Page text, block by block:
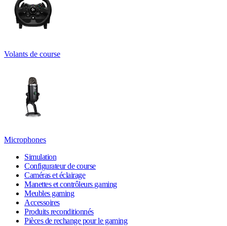
Volants de course
Microphones
Simulation
Configurateur de course
Caméras et éclairage
Manettes et contrôleurs gaming
Meubles gaming
Accessoires
Produits reconditionnés
Pièces de rechange pour le gaming